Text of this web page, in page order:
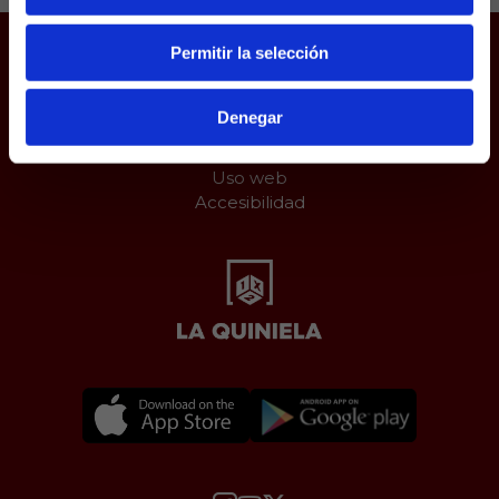
Permitir la selección
Denegar
Juego responsable
Política de Cookies
Protección de datos
Uso web
Accesibilidad